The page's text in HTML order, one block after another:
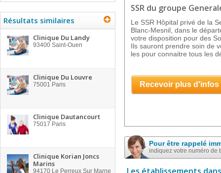
Résultats similaires
Clinique Du Landy
93400 Saint-Ouen
Clinique Du Louvre
75001 Paris
Clinique Dautancourt
75017 Paris
Clinique Korian Joncs
Marins
94170 Le Perreux Sur Marne
SSR du groupe
Le SSR Hôpital privé de la
Blanc-Mesnil, dans le
votre disposition pour des
Ils sauront prendre soin de
les pour connaitre tous les
Recevoir plus d'infos
Pour être rappelé
indiquez votre numéro de